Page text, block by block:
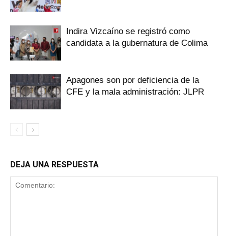
Indira Vizcaíno se registró como
candidata a la gubernatura de Colima
Apagones son por deficiencia de la
CFE y la mala administración: JLPR
DEJA UNA RESPUESTA